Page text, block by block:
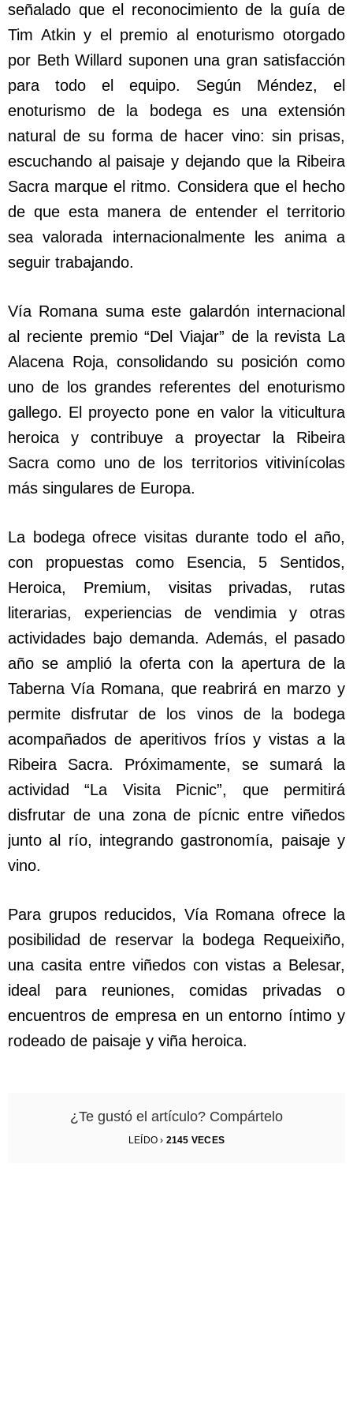
señalado que el reconocimiento de la guía de
Tim Atkin y el premio al enoturismo otorgado
por Beth Willard suponen una gran satisfacción
para todo el equipo. Según Méndez, el
enoturismo de la bodega es una extensión
natural de su forma de hacer vino: sin prisas,
escuchando al paisaje y dejando que la Ribeira
Sacra marque el ritmo. Considera que el hecho
de que esta manera de entender el territorio
sea valorada internacionalmente les anima a
seguir trabajando.
Vía Romana suma este galardón internacional
al reciente premio “Del Viajar” de la revista La
Alacena Roja, consolidando su posición como
uno de los grandes referentes del enoturismo
gallego. El proyecto pone en valor la viticultura
heroica y contribuye a proyectar la Ribeira
Sacra como uno de los territorios vitivinícolas
más singulares de Europa.
La bodega ofrece visitas durante todo el año,
con propuestas como Esencia, 5 Sentidos,
Heroica, Premium, visitas privadas, rutas
literarias, experiencias de vendimia y otras
actividades bajo demanda. Además, el pasado
año se amplió la oferta con la apertura de la
Taberna Vía Romana, que reabrirá en marzo y
permite disfrutar de los vinos de la bodega
acompañados de aperitivos fríos y vistas a la
Ribeira Sacra. Próximamente, se sumará la
actividad “La Visita Picnic”, que permitirá
disfrutar de una zona de pícnic entre viñedos
junto al río, integrando gastronomía, paisaje y
vino.
Para grupos reducidos, Vía Romana ofrece la
posibilidad de reservar la bodega Requeixiño,
una casita entre viñedos con vistas a Belesar,
ideal para reuniones, comidas privadas o
encuentros de empresa en un entorno íntimo y
rodeado de paisaje y viña heroica.
¿Te gustó el artículo? Compártelo
LEÍDO › 2145 VECES